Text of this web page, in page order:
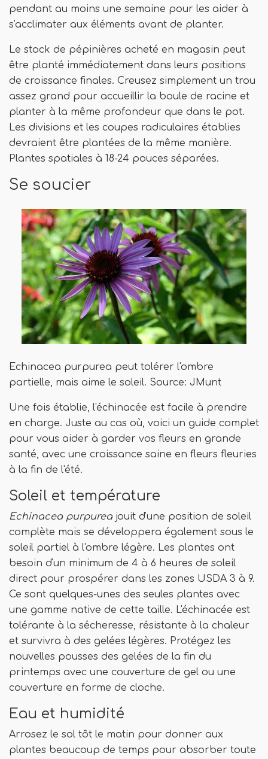
pendant au moins une semaine pour les aider à
s'acclimater aux éléments avant de planter.
Le stock de pépinières acheté en magasin peut
être planté immédiatement dans leurs positions
de croissance finales. Creusez simplement un trou
assez grand pour accueillir la boule de racine et
planter à la même profondeur que dans le pot.
Les divisions et les coupes radiculaires établies
devraient être plantées de la même manière.
Plantes spatiales à 18-24 pouces séparées.
Se soucier
Echinacea purpurea peut tolérer l'ombre
partielle, mais aime le soleil. Source: JMunt
Une fois établie, l'échinacée est facile à prendre
en charge. Juste au cas où, voici un guide complet
pour vous aider à garder vos fleurs en grande
santé, avec une croissance saine en fleurs fleuries
à la fin de l'été.
Soleil et température
Echinacea purpurea jouit d'une position de soleil
complète mais se développera également sous le
soleil partiel à l'ombre légère. Les plantes ont
besoin d'un minimum de 4 à 6 heures de soleil
direct pour prospérer dans les zones USDA 3 à 9.
Ce sont quelques-unes des seules plantes avec
une gamme native de cette taille. L'échinacée est
tolérante à la sécheresse, résistante à la chaleur
et survivra à des gelées légères. Protégez les
nouvelles pousses des gelées de la fin du
printemps avec une couverture de gel ou une
couverture en forme de cloche.
Eau et humidité
Arrosez le sol tôt le matin pour donner aux
plantes beaucoup de temps pour absorber toute